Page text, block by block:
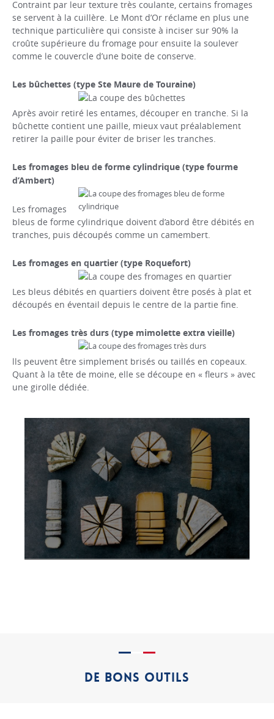
Contraint par leur texture très coulante, certains fromages
se servent à la cuillère. Le Mont d’Or réclame en plus une
technique particulière qui consiste à inciser sur 90% la
croûte supérieure du fromage pour ensuite la soulever
comme le couvercle d’une boite de conserve.
Les bûchettes (type Ste Maure de Touraine)
Après avoir retiré les entames, découper en tranche. Si la
bûchette contient une paille, mieux vaut préalablement
retirer la paille pour éviter de briser les tranches.
Les fromages bleu de forme cylindrique (type fourme
d’Ambert)
Les fromages
bleus de forme cylindrique doivent d’abord être débités en
tranches, puis découpés comme un camembert.
Les fromages en quartier (type Roquefort)
Les bleus débités en quartiers doivent être posés à plat et
découpés en éventail depuis le centre de la partie fine.
Les fromages très durs (type mimolette extra vieille)
lls peuvent être simplement brisés ou taillés en copeaux.
Quant à la tête de moine, elle se découpe en « fleurs » avec
une girolle dédiée.
DE BONS OUTILS